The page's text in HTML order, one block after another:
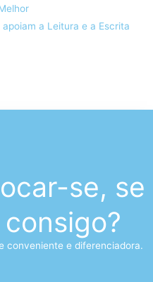
a Leitura e a Escrita
se, se
conveniente e diferenciadora.